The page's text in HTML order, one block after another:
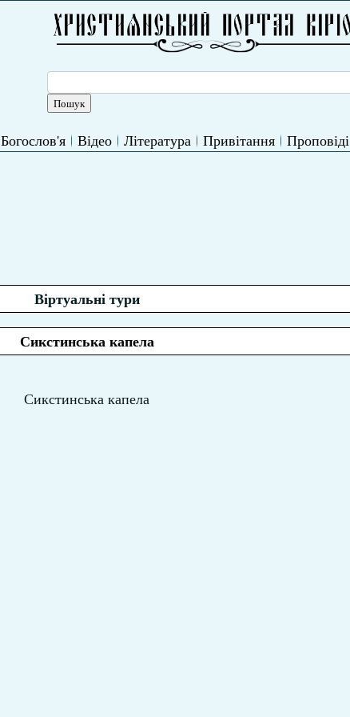
Богослов'я Відео Література Привітання Проповіді
Віртуальні тури
Сикстинська капела
Сикстинська капела